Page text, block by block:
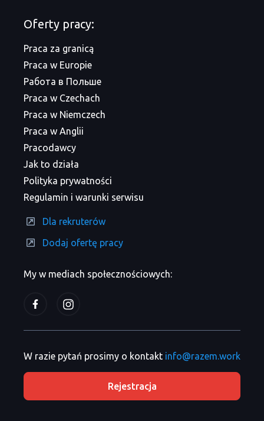
My w mediach społecznościowych:
Oferty pracy:
Praca za granicą
Praca w Europie
Работа в Польше
Praca w Czechach
Praca w Niemczech
Praca w Anglii
Pracodawcy
Jak to działa
Polityka prywatności
Regulamin i warunki serwisu
Dla rekruterów
Dodaj ofertę pracy
W razie pytań prosimy o kontakt info@razem.work
Rejestracja